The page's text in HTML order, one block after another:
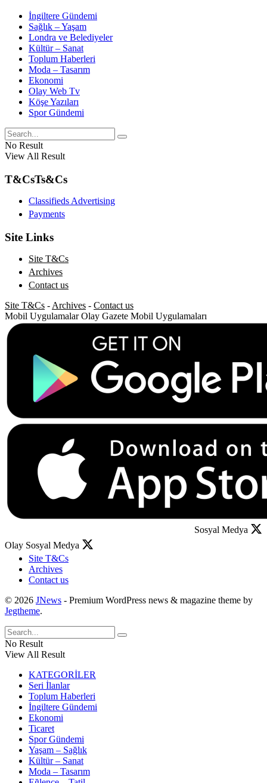
İngiltere Gündemi
Sağlık – Yaşam
Londra ve Belediyeler
Kültür – Sanat
Toplum Haberleri
Moda – Tasarım
Ekonomi
Olay Web Tv
Köşe Yazıları
Spor Gündemi
No Result
View All Result
T&CsTs&Cs
Classifieds Advertising
Payments
Site Links
Site T&Cs
Archives
Contact us
Site T&Cs - Archives - Contact us
Mobil Uygulamalar Olay Gazete Mobil Uygulamaları
Sosyal Medya
Olay Sosyal Medya
Site T&Cs
Archives
Contact us
© 2026 JNews - Premium WordPress news & magazine theme by
Jegtheme.
No Result
View All Result
KATEGORİLER
Seri İlanlar
Toplum Haberleri
İngiltere Gündemi
Ekonomi
Ticaret
Spor Gündemi
Yaşam – Sağlık
Kültür – Sanat
Moda – Tasarım